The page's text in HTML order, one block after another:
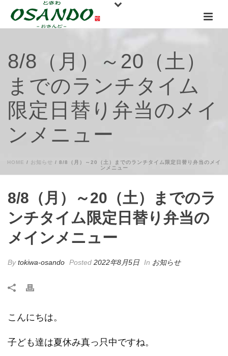
8/8（月）～20（土）
までのランチタイム
限定日替り弁当のメイ
ンメニュー
HOME / お知らせ / 8/8（月）～20（土）までのランチタイム限定日替り弁当のメイ
ンメニュー
8/8（月）～20（土）までのラ
ンチタイム限定日替り弁当の
メインメニュー
Bytokiwa-osando Posted 2022年8月5日 In お知らせ
こんにちは。
子ども達は夏休み真っ只中ですね。